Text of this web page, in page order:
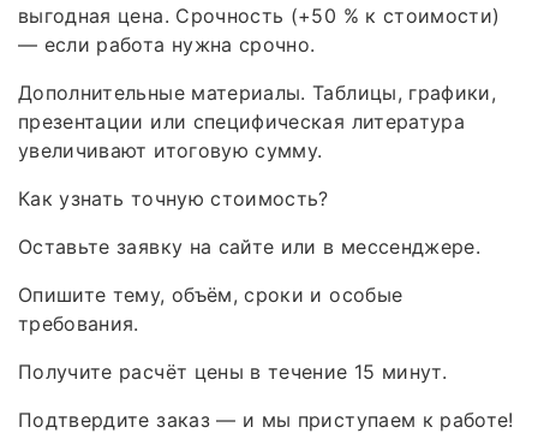
выгодная цена. Срочность (+50 % к стоимости)
— если работа нужна срочно.
Дополнительные материалы. Таблицы, графики,
презентации или специфическая литература
увеличивают итоговую сумму.
Как узнать точную стоимость?
Оставьте заявку на сайте или в мессенджере.
Опишите тему, объём, сроки и особые
требования.
Получите расчёт цены в течение 15 минут.
Подтвердите заказ — и мы приступаем к работе!